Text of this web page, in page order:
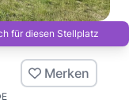
für diesen Stellplatz
Merken